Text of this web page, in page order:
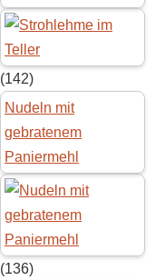
(142)
Nudeln mit
gebratenem
Paniermehl
(136)